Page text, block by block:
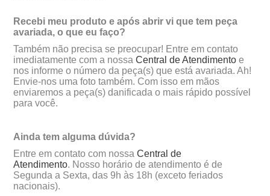
Recebi meu produto e após abrir vi que tem peça
avariada, o que eu faço?
Também não precisa se preocupar! Entre em contato
imediatamente com a nossaCentral de Atendimento e
nos informe o número da peça(s) que está avariada. Ah!
Envie-nos uma foto também. Com isso em mãos
enviaremos a peça(s) danificada o mais rápido possível
para você.
Ainda tem alguma dúvida?
Entre em contato com nossaCentral de
Atendimento. Nosso horário de atendimento é de
Segunda a Sexta, das 9h às 18h (exceto feriados
nacionais).